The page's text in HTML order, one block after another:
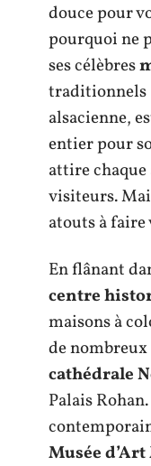
douce pour
pourquoi ne
ses célèbres
traditionnels
alsacienne,
entier pour
attire
visiteurs.
atouts à faire
En flânant
centre
maisons à
de
cathédrale
Palais
Musée